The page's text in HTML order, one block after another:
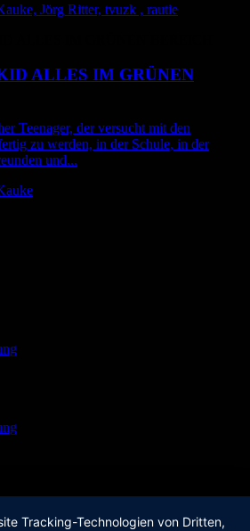
Jörg Ritter, tvuzk , rautie
ALLES IM GRÜNEN
Teenager, der versucht mit den
zu werden, in der Schule, in der
und...
Tracking-Technologien von Dritten,